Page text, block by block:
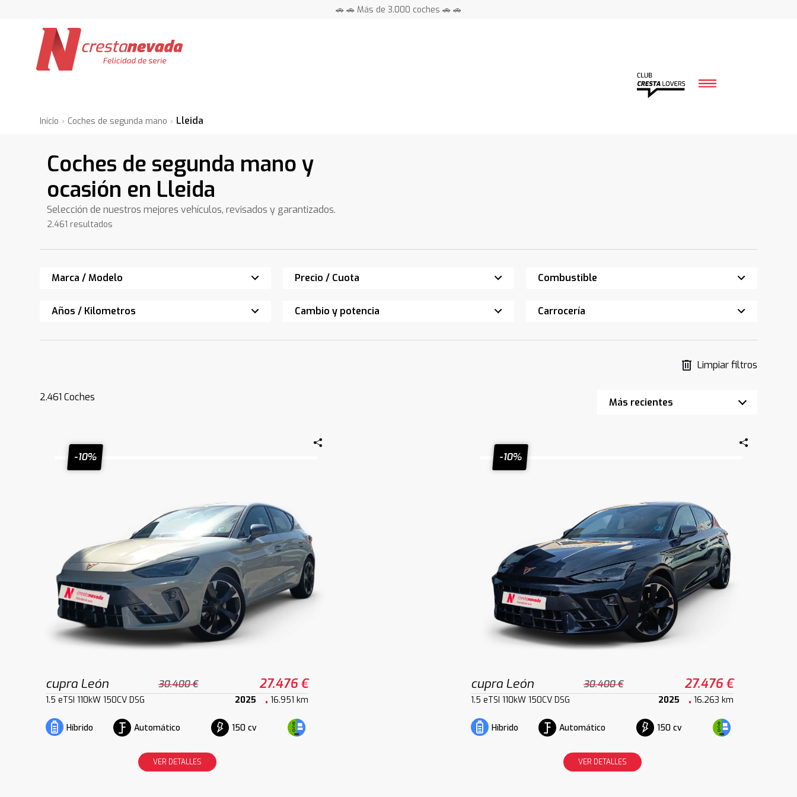
🚗 🚗 Más de 3.000 coches 🚗 🚗
Inicio Coches de segunda mano Lleida
Coches de segunda mano y
ocasión en Lleida
Selección de nuestros mejores vehículos, revisados y garantizados.
2.461 resultados
Marca / Modelo Precio / Cuota Combustible
Años / Kilometros Cambio y potencia Carrocería
Limpiar filtros
2.461 Coches
-10%
cupra León 30.400 € 27.476 €
1.5 eTSI 110kW 150CV DSG 2025 16.951 km
Híbrido Automático 150 cv
VER DETALLES
-10%
cupra León 30.400 € 27.476 €
1.5 eTSI 110kW 150CV DSG 2025 16.263 km
Híbrido Automático 150 cv
VER DETALLES